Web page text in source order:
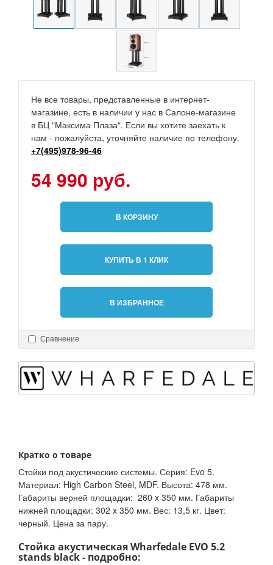
Не все товары, представленные в интернет-
магазине, есть в наличии у нас в Салоне-магазине
в БЦ “Максима Плаза“. Если вы хотите заехать к
нам - пожалуйста, уточняйте наличие по телефону.
+7(495)978-96-46
54 990 руб.
В КОРЗИНУ
КУПИТЬ В 1 КЛИК
В ИЗБРАННОЕ
Сравнение
Кратко о товаре
Стойки под акустические системы. Серия: Evo 5.
Материал: High Carbon Steel, MDF. Высота: 478 мм.
Габариты верней площадки: 260 x 350 мм. Габариты
нижней площадки: 302 x 350 мм. Вес: 13,5 кг. Цвет:
черный. Цена за пару.
Стойка акустическая Wharfedale EVO 5.2
stands black - подробно: